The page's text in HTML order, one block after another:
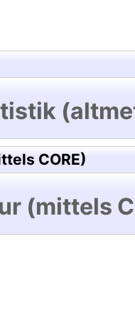
CORE)
(mittels